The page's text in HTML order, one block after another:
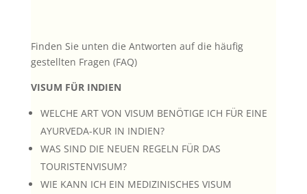
Finden Sie unten die Antworten auf die häufig
gestellten Fragen (FAQ)
VISUM FÜR INDIEN
WELCHE ART VON VISUM BENÖTIGE ICH FÜR EINE
AYURVEDA-KUR IN INDIEN?
WAS SIND DIE NEUEN REGELN FÜR DAS
TOURISTENVISUM?
WIE KANN ICH EIN MEDIZINISCHES VISUM